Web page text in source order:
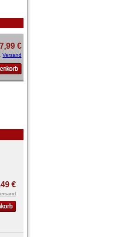
€
Versand
€